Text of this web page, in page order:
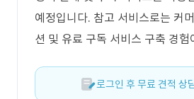
예정입니다. 참고 서비스로는 커
션 및 유료 구독 서비스 구축 경험
로그인 후 무료 견적 상